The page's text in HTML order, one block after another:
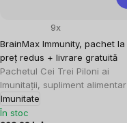
BrainMax Immunity, pachet la
preț redus + livrare gratuită
Pachetul Cei Trei Piloni ai
Imunitații, supliment alimentar
Imunitate
9x
În stoc